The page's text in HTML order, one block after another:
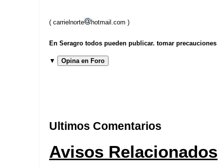
( carrielnorte hotmail.com )
En Seragro todos pueden publicar. tomar
▼ Opina en Foro
Ultimos Comentarios
Avisos Relacionados